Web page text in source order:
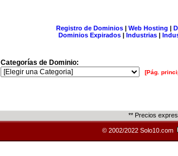
Registro de Dominios| Web Hosting |
Dominios Expirados | Industrias |
Categorías de Dominio:
[Pág.
** Precios
© 2002/2022 Solo10.com